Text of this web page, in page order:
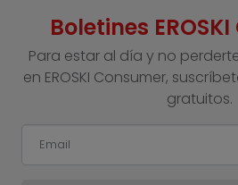
Boletines
Para estar al día y no
en EROSKI Consumer,
gratuitos.